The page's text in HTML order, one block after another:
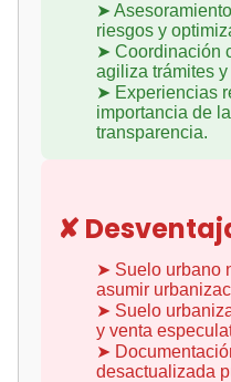
➤
riesgos y
➤ Coordinación
agiliza trámites
➤ Experiencias
importancia de
transparencia.
✘
➤ Suelo urbano
asumir
➤ Suelo
y venta
➤
desactualizada